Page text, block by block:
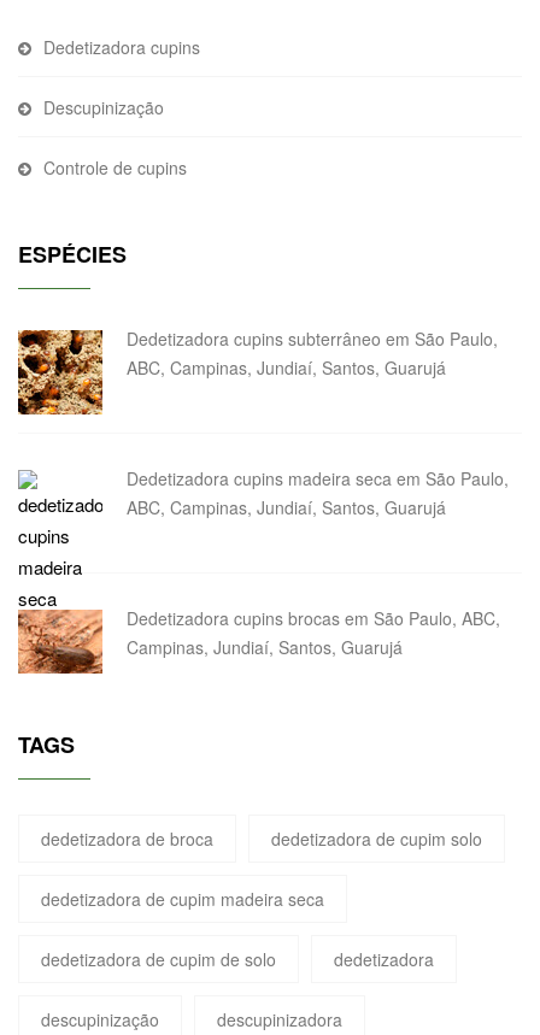
Dedetizadora cupins
Descupinização
Controle de cupins
ESPÉCIES
Dedetizadora cupins subterrâneo em São Paulo,
ABC, Campinas, Jundiaí, Santos, Guarujá
Dedetizadora cupins madeira seca em São Paulo,
ABC, Campinas, Jundiaí, Santos, Guarujá
Dedetizadora cupins brocas em São Paulo, ABC,
Campinas, Jundiaí, Santos, Guarujá
TAGS
dedetizadora de broca dedetizadora de cupim solo
dedetizadora de cupim madeira seca
dedetizadora de cupim de solo dedetizadora
descupinização descupinizadora